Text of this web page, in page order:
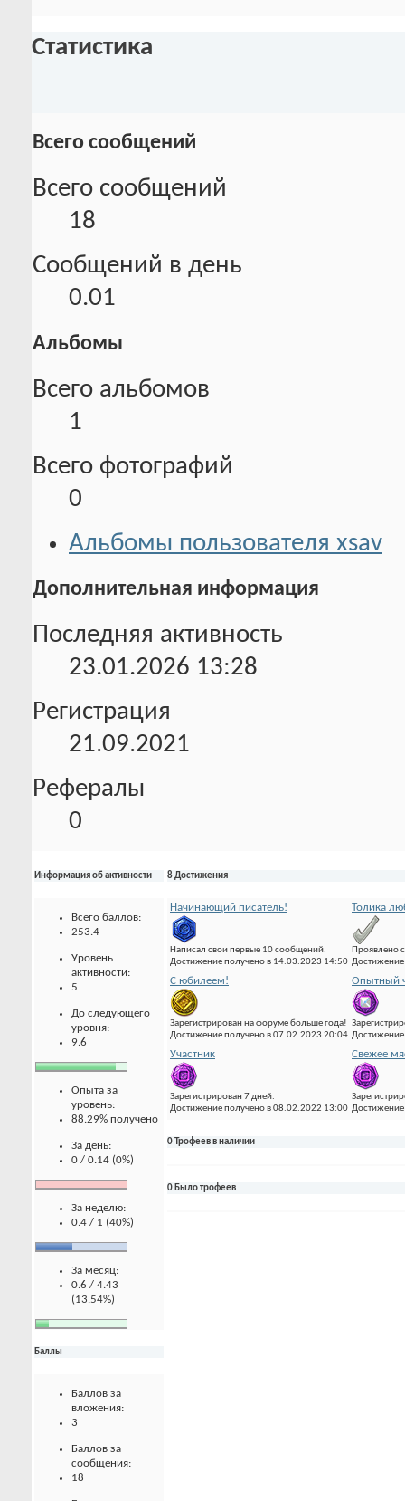
Статистика
Всего сообщений
Всего сообщений
18
Сообщений в день
0.01
Альбомы
Всего альбомов
1
Всего фотографий
0
Альбомы пользователя xsav
Дополнительная информация
Последняя активность
23.01.2026 13:28
Регистрация
21.09.2021
Рефералы
0
Информация об активности
Всего баллов:
253.4
Уровень
активности:
5
До следующего
уровня:
9.6
Опыта за
уровень:
88.29% получено
За день:
0 / 0.14 (0%)
За неделю:
0.4 / 1 (40%)
За месяц:
0.6 / 4.43
(13.54%)
Баллы
Баллов за
вложения:
3
Баллов за
сообщения:
18
8 Достижения
Начинающий писатель!
Написал свои первые 10 сообщений.
Достижение получено в 14.03.2023 14:50
Толика
Проявлено
С юбилеем!
Зарегистрирован на форуме больше года!
Достижение получено в 07.02.2023 20:04
Опытный
Участник
Зарегистрирован 7 дней.
Достижение получено в 08.02.2022 13:00
Свежее
0 Трофеев в наличии
0 Было трофеев